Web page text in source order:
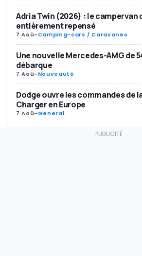
Adria Twin (2026) : le campervan
entièrement repensé
7 Aoû-Camping-cars / Caravanes
Une nouvelle Mercedes-AMG de
débarque
7 Aoû-Nouveauté
Dodge ouvre les commandes de
Charger en Europe
7 Aoû-General